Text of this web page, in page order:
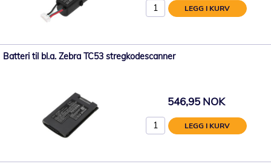
LEGG I KURV
Batteri til bl.a. Zebra TC53 stregkodescanner
546,95 NOK
LEGG I KURV